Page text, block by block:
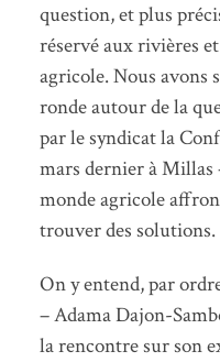
question, et plus
réservé aux rivières
agricole. Nous avons
ronde autour de la
par le syndicat la
mars dernier à
monde agricole
trouver des solutions.
On y entend, par
– Adama Dajon-
la rencontre sur son